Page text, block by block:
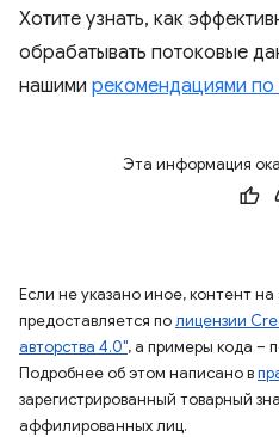
Хотите узнать, как
обрабатывать потоковые
нашими рекомендациями по
Эта информация
Если не указано иное, контент
предоставляется полицензии
авторства 4.0", а примеры кода –
Подробнее об этом написано в
зарегистрированный товарный
аффилированных лиц.